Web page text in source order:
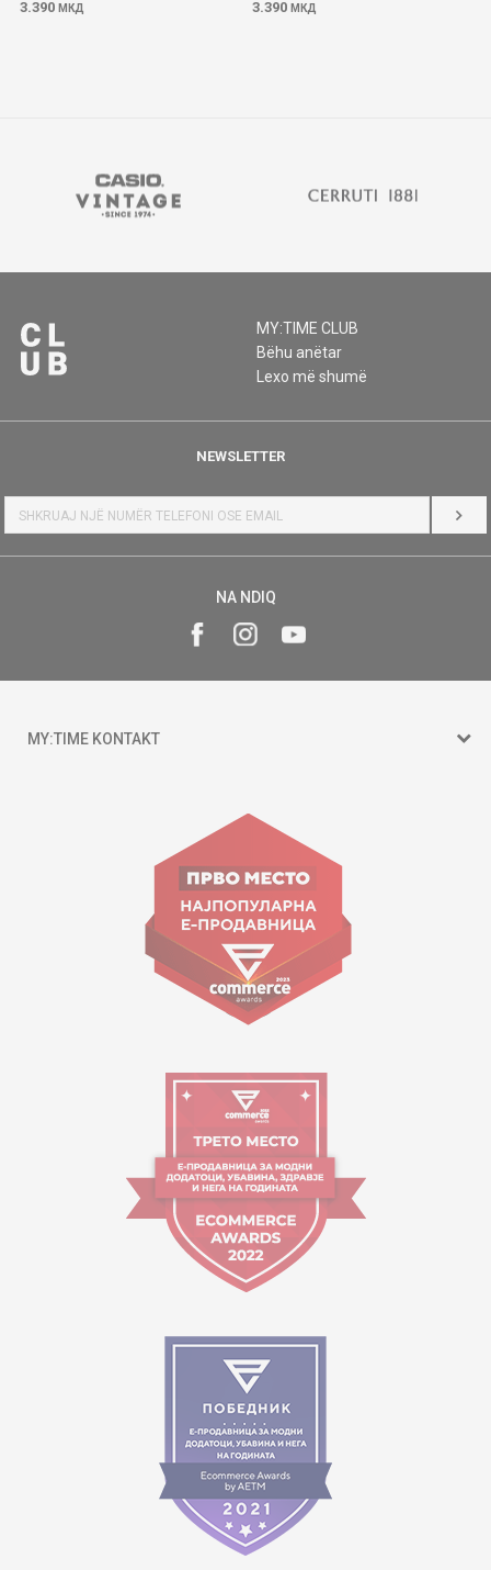
3.390 МКД 3.390 МКД
MY:TIME CLUB
Bëhu anëtar
Lexo më shumë
NEWSLETTER
HYR
NA NDIQ
MY:TIME KONTAKT
Goce Nikolovski 74 Shkup
contact@mytime.mk
Orari i punës:
09:00 - 17:00